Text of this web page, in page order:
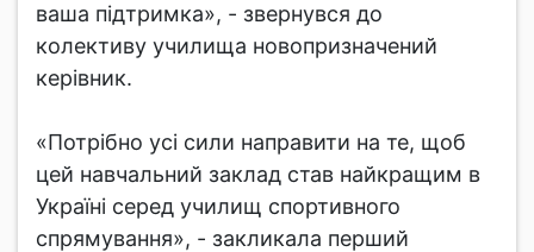
ваша підтримка», - звернувся до
колективу училища новопризначений
керівник.
«Потрібно усі сили направити на те, щоб
цей навчальний заклад став найкращим в
Україні серед училищ спортивного
спрямування», - закликала перший